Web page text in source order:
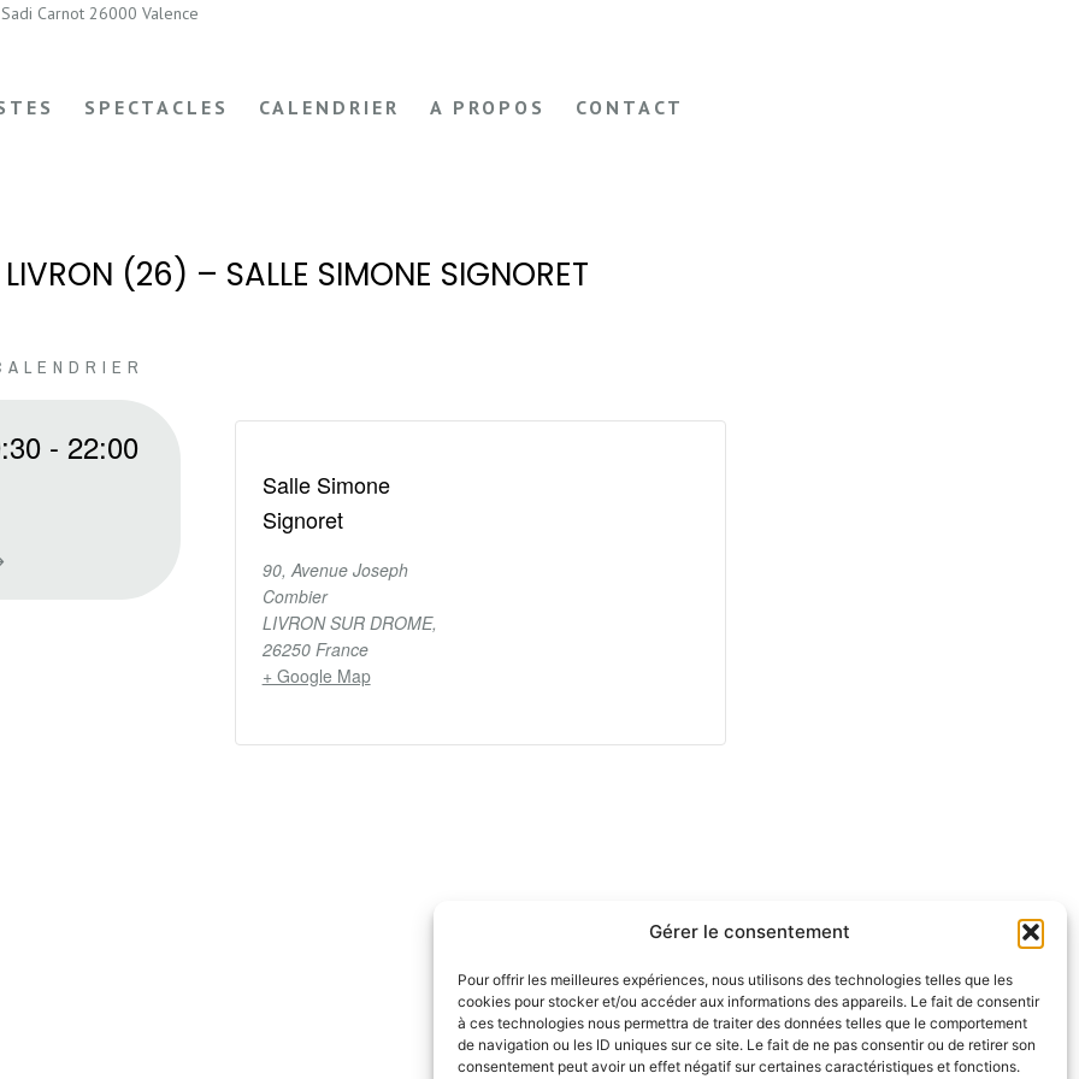
Gérer le consentement
Pour offrir les meilleures expériences, nous utilisons des technologies telles que les
cookies pour stocker et/ou accéder aux informations des appareils. Le fait de consentir
à ces technologies nous permettra de traiter des données telles que le comportement
de navigation ou les ID uniques sur ce site. Le fait de ne pas consentir ou de retirer son
consentement peut avoir un effet négatif sur certaines caractéristiques et fonctions.
Carnot 26000 Valence
SPECTACLES CALENDRIER A PROPOS CONTACT
(26) – SALLE SIMONE SIGNORET
- 22:00
Salle Simone
Signoret
90, Avenue Joseph
Combier
LIVRON SUR DROME,
26250 France
+ Google Map